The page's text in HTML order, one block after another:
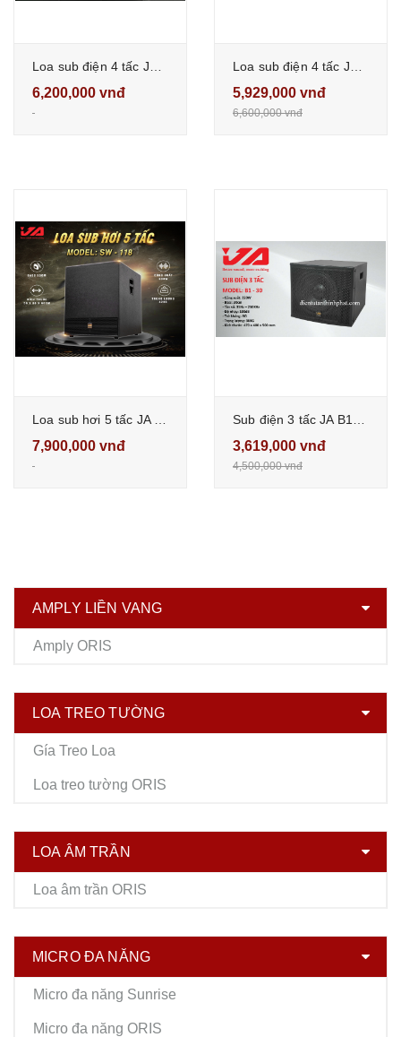
6,200,000 vnđ 5,929,000 vnđ
6,600,000 vnđ
7,900,000 vnđ 3,619,000 vnđ
4,500,000 vnđ
AMPLY LIỀN VANG
Amply ORIS
LOA TREO TƯỜNG
Gía Treo Loa
Loa treo tường ORIS
LOA ÂM TRẦN
Loa âm trần ORIS
MICRO ĐA NĂNG
Micro đa năng Sunrise
Micro đa năng ORIS